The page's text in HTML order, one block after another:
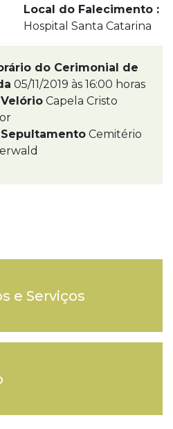
Local do Falecimento :
Hospital Santa Catarina
do Cerimonial de
05/11/2019 às 16:00 horas
Capela Cristo
Cemitério
e Serviços